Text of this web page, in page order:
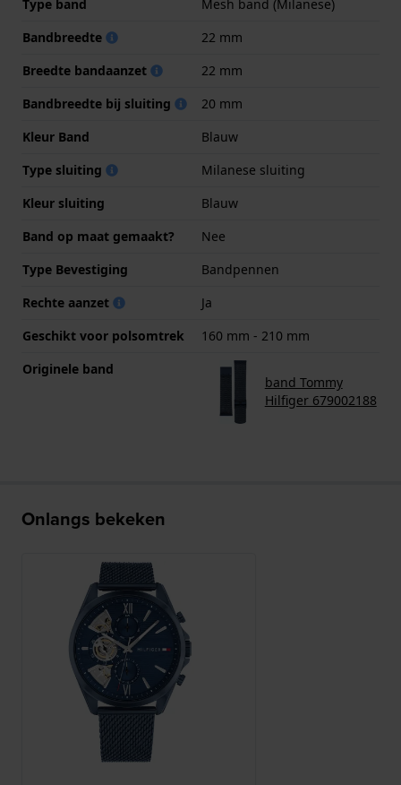
Type band
Mesh band (Milanese)
Bandbreedte
22 mm
Breedte bandaanzet
22 mm
Bandbreedte bij sluiting
20 mm
Kleur Band
Blauw
Type sluiting
Milanese sluiting
Kleur sluiting
Blauw
Band op maat gemaakt?
Nee
Type Bevestiging
Bandpennen
Rechte aanzet
Ja
Geschikt voor polsomtrek
160 mm - 210 mm
Originele band
band Tommy
Hilfiger 679002188
Onlangs bekeken